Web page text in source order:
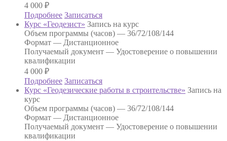
4 000 ₽
Подробнее Записаться
Курс «Геодезист» Запись на курс
Объем программы (часов) — 36/72/108/144
Формат — Дистанционное
Получаемый документ — Удостоверение о повышении
квалификации
4 000 ₽
Подробнее Записаться
Курс «Геодезические работы в строительстве» Запись на
курс
Объем программы (часов) — 36/72/108/144
Формат — Дистанционное
Получаемый документ — Удостоверение о повышении
квалификации